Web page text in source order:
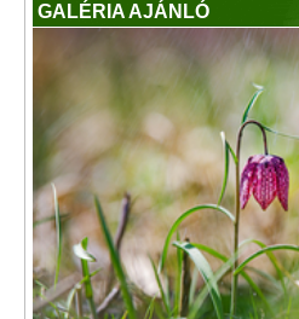
GALÉRIA AJÁNLÓ